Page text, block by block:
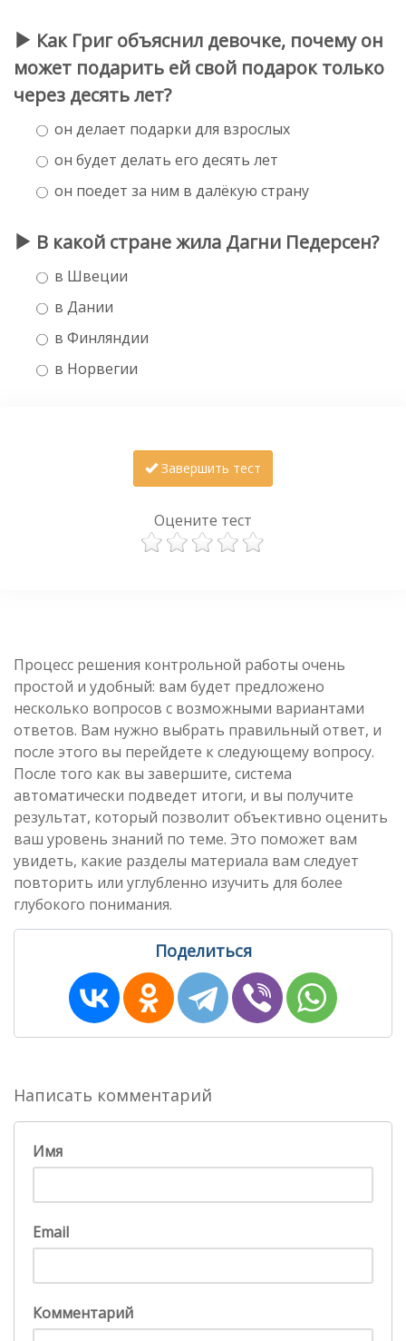
Как Григ объяснил девочке, почему он
может подарить ей свой подарок только
через десять лет?
он делает подарки для взрослых
он будет делать его десять лет
он поедет за ним в далёкую страну
В какой стране жила Дагни Педерсен?
в Швеции
в Дании
в Финляндии
в Норвегии
Завершить тест
Оцените тест
Процесс решения контрольной работы очень
простой и удобный: вам будет предложено
несколько вопросов с возможными вариантами
ответов. Вам нужно выбрать правильный ответ, и
после этого вы перейдете к следующему вопросу.
После того как вы завершите, система
автоматически подведет итоги, и вы получите
результат, который позволит объективно оценить
ваш уровень знаний по теме. Это поможет вам
увидеть, какие разделы материала вам следует
повторить или углубленно изучить для более
глубокого понимания.
Поделиться
Написать комментарий
Имя
Email
Комментарий